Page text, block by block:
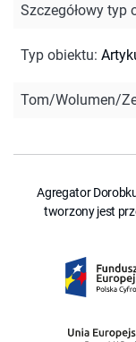
Szczegółowy typ
Typ obiektu:
Tom/Wolumen/
Agregator
tworzony jest